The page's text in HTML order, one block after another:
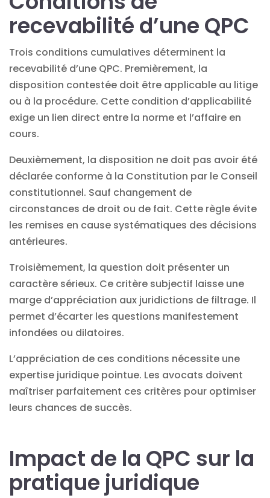
recevabilité d’une QPC
Trois conditions cumulatives déterminent la
recevabilité d’une QPC. Premièrement, la
disposition contestée doit être applicable au litige
ou à la procédure. Cette condition d’applicabilité
exige un lien direct entre la norme et l’affaire en
cours.
Deuxièmement, la disposition ne doit pas avoir été
déclarée conforme à la Constitution par le Conseil
constitutionnel. Sauf changement de
circonstances de droit ou de fait. Cette règle évite
les remises en cause systématiques des décisions
antérieures.
Troisièmement, la question doit présenter un
caractère sérieux. Ce critère subjectif laisse une
marge d’appréciation aux juridictions de filtrage. Il
permet d’écarter les questions manifestement
infondées ou dilatoires.
L’appréciation de ces conditions nécessite une
expertise juridique pointue. Les avocats doivent
maîtriser parfaitement ces critères pour optimiser
leurs chances de succès.
Impact de la QPC sur la
pratique juridique